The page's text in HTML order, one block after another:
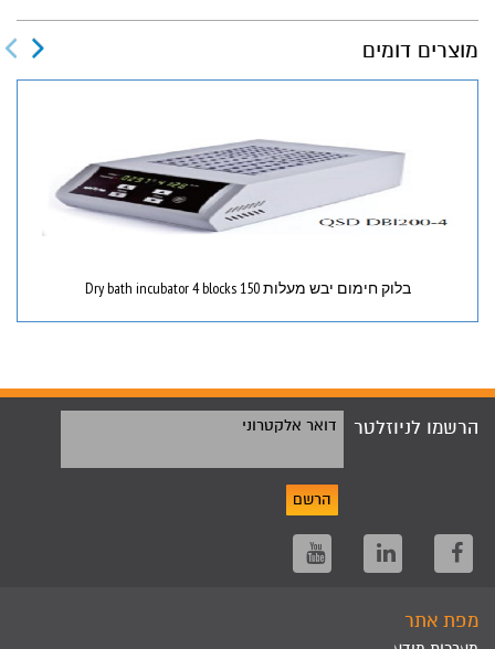
מוצרים דומים
בלוק חימום יבש מעלות 150 Dry bath incubator 4 blocks
הרשמו לניוזלטר דואר אלקטרוני
הרשם
מפת אתר